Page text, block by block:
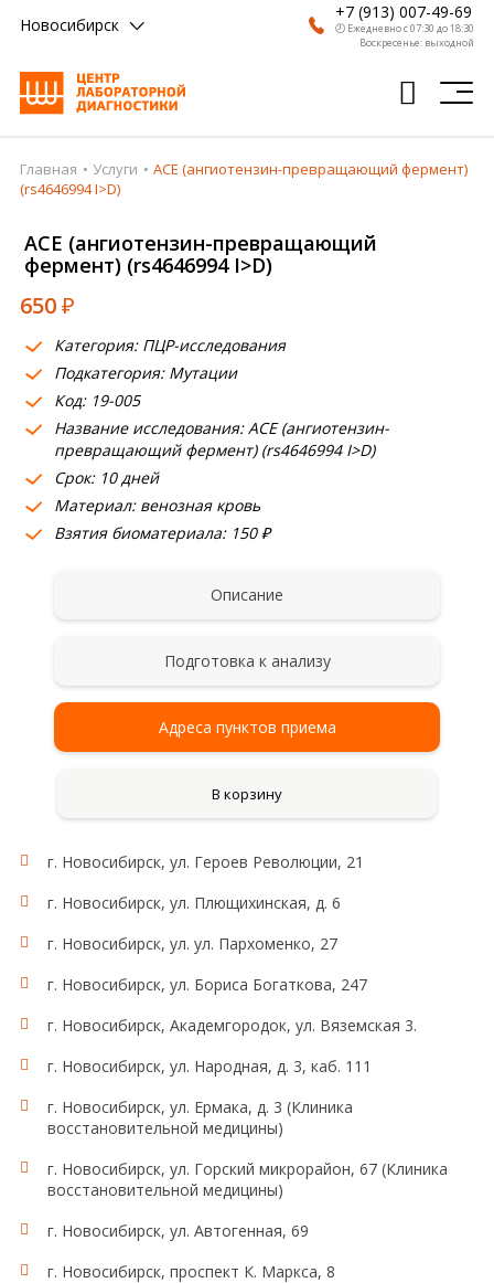
Новосибирск
+7 (913) 007-49-69
🕗 Ежедневно с 07:30 до 18:30
Воскресенье: выходной
Главная
Врачи
Получить результат
Пациентам
О компании
Где сдать
Партнерам
Главная Услуги
ACE (ангиотензин-превращающий фермент)
(rs4646994 I>D)
ACE (ангиотензин-превращающий
фермент) (rs4646994 I>D)
650₽
Категория: ПЦР-исследования
Подкатегория: Мутации
Код: 19-005
Название исследования: ACE (ангиотензин-
превращающий фермент) (rs4646994 I>D)
Срок: 10 дней
Материал: венозная кровь
Взятия биоматериала: 150 ₽
Описание
Подготовка к анализу
Адреса пунктов приема
В корзину
Область применения:
(РААС)
г. Новосибирск, ул. Героев Революции, 21
г. Новосибирск, ул. Плющихинская, д. 6
г. Новосибирск, ул. ул. Пархоменко, 27
г. Новосибирск, ул. Бориса Богаткова, 247
г. Новосибирск, Академгородок, ул. Вяземская 3.
г. Новосибирск, ул. Народная, д. 3, каб. 111
г. Новосибирск, ул. Ермака, д. 3 (Клиника
восстановительной медицины)
г. Новосибирск, ул. Горский микрорайон, 67 (Клиника
восстановительной медицины)
г. Новосибирск, ул. Автогенная, 69
г. Новосибирск, проспект К. Маркса, 8